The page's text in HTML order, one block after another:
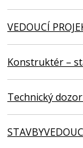
VEDOUCÍ
Konstruktér –
Technický